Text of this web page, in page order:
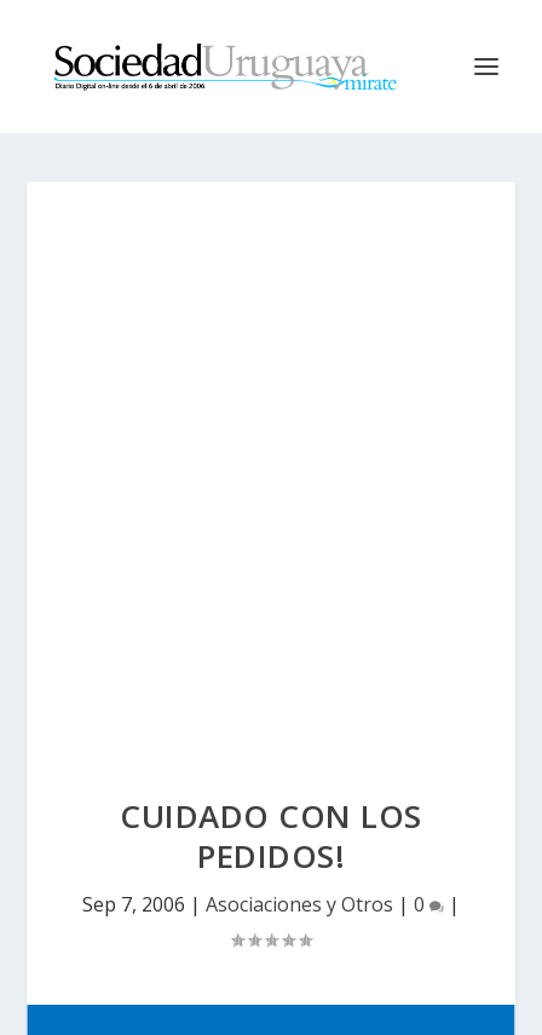
CUIDADO CON LOS
PEDIDOS!
Sep 7, 2006 | Asociaciones y Otros | 0 |